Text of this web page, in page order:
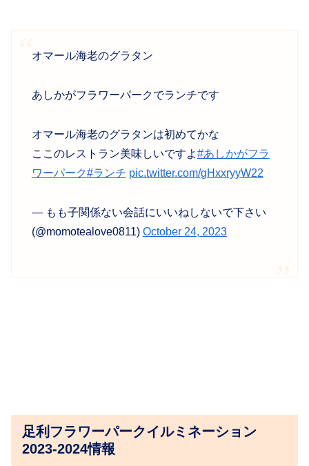
オマール海老のグラタン
あしかがフラワーパークでランチです
オマール海老のグラタンは初めてかな
ここのレストラン美味しいですよ#あしかがフラ
ワーパーク#ランチ pic.twitter.com/gHxxryyW22
— もも子関係ない会話にいいねしないで下さい
(@momotealove0811) October 24, 2023
足利フラワーパークイルミネーション
2023-2024情報